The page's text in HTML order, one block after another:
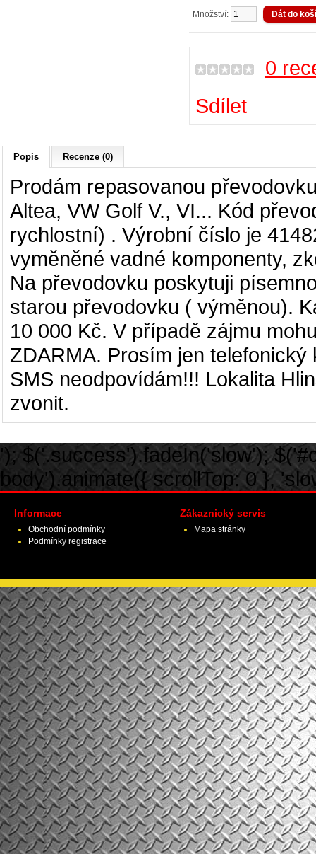
Množství:
0
Sdílet
Popis Recenze (0)
Prodám repasovanou
Altea, VW Golf V., VI... Kód
rychlostní) . Výrobní číslo je
vyměněné vadné komponenty,
Na převodovku poskytuji
starou převodovku ( výměnou).
10 000 Kč. V případě zájmu
ZDARMA. Prosím jen
SMS neodpovídám!!! Lokalita
zvonit.
'); $('.success').fadeIn('slow');
body').animate({ scrollTop: 0 },
Informace
Obchodní podmínky
Podmínky registrace
Zákaznický servis
Mapa stránky